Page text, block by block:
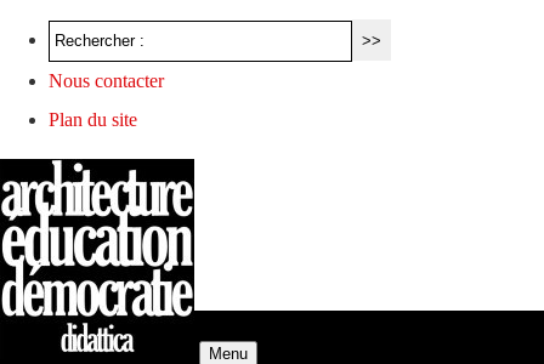
Nous contacter
Plan du site
Menu